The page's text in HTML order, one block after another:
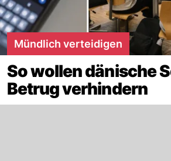
Mündlich verteidigen
So wollen dänische
Betrug verhindern